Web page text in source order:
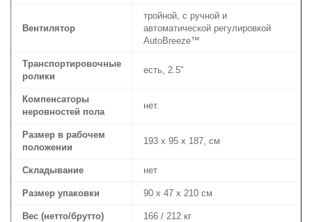
Вентилятор
тройной, с ручной и
автоматической регулировкой
AutoBreeze™
Транспортировочные
ролики
есть, 2.5"
Компенсаторы
неровностей пола
нет.
Размер в рабочем
положении
193 х 95 х 187, см
Складывание нет
Размер упаковки 90 х 47 х 210 см
Вес (нетто/брутто) 166 / 212 кг